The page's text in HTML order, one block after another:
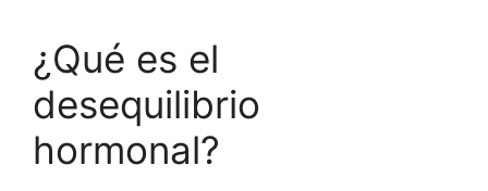
¿Qué es el
desequilibrio
hormonal?